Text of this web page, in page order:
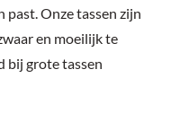
past. Onze tassen zijn
en moeilijk te
bij grote tassen